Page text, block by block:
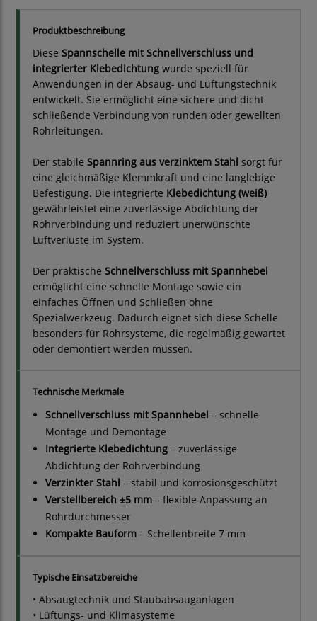
Produktbeschreibung
Diese Spannschelle mit Schnellverschluss und
integrierter Klebedichtung wurde speziell für
Anwendungen in der Absaug- und Lüftungstechnik
entwickelt. Sie ermöglicht eine sichere und dicht
schließende Verbindung von runden oder gewellten
Rohrleitungen.
Der stabile Spannring aus verzinktem Stahl sorgt für
eine gleichmäßige Klemmkraft und eine langlebige
Befestigung. Die integrierte Klebedichtung (weiß)
gewährleistet eine zuverlässige Abdichtung der
Rohrverbindung und reduziert unerwünschte
Luftverluste im System.
Der praktische Schnellverschluss mit Spannhebel
ermöglicht eine schnelle Montage sowie ein
einfaches Öffnen und Schließen ohne
Spezialwerkzeug. Dadurch eignet sich diese Schelle
besonders für Rohrsysteme, die regelmäßig gewartet
oder demontiert werden müssen.
Technische Merkmale
Schnellverschluss mit Spannhebel – schnelle
Montage und Demontage
Integrierte Klebedichtung – zuverlässige
Abdichtung der Rohrverbindung
Verzinkter Stahl – stabil und korrosionsgeschützt
Verstellbereich ±5 mm – flexible Anpassung an
Rohrdurchmesser
Kompakte Bauform – Schellenbreite 7 mm
Typische Einsatzbereiche
• Absaugtechnik und Staubabsauganlagen
• Lüftungs- und Klimasysteme